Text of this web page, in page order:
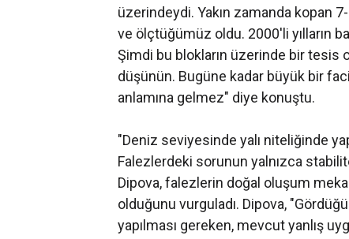
üzerindeydi. Yakın zamanda kopan
ve ölçtüğümüz oldu. 2000'li yılların
Şimdi bu blokların üzerinde bir tesis
düşünün. Bugüne kadar büyük bir
anlamına gelmez" diye konuştu.
"Deniz seviyesinde yalı niteliğinde
Falezlerdeki sorunun yalnızca
Dipova, falezlerin doğal oluşum
olduğunu vurguladı. Dipova,
yapılması gereken, mevcut yanlış